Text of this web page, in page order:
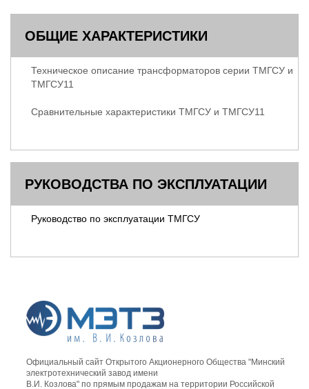
ОБЩИЕ ХАРАКТЕРИСТИКИ
Техническое описание трансформаторов серии ТМГСУ и
ТМГСУ11
Сравнительные характеристики ТМГСУ и ТМГСУ11
РУКОВОДСТВА ПО ЭКСПЛУАТАЦИИ
Руководство по эксплуатации ТМГСУ
Официальный сайт Открытого Акционерного Общества "Минский
электротехнический завод имени
В.И. Козлова" по прямым продажам на территории Российской